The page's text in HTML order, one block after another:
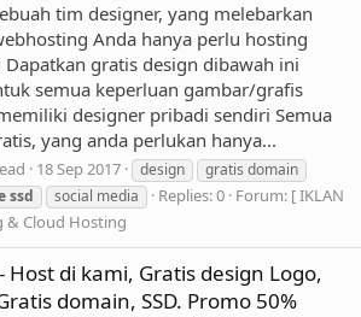
tim designer, yang melebarkan
Anda hanya perlu hosting
Dapatkan gratis design dibawah ini
semua keperluan gambar/grafis
designer pribadi sendiri Semua
yang anda perlukan hanya...
18 Sep 2017 design
gratis domain
ssd social media Replies: 0 Forum: [ IKLAN
& Cloud Hosting
Host di kami, Gratis design Logo,
domain, SSD. Promo 50%